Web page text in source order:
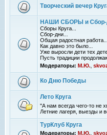
Творческий вечер
НАШИ СБОРЫ и Сбор-
Сборы Круга...
Сбор-дни...
Общая радостная работа...
Как давно это было...
Уже выросли дети тех
Пусть традиции
Модераторы: М.Ю.
Ко Дню Победы
Лето Круга
"А нам всегда чего-то не
Летние лагеря, выезды и
ТурКлуб Круга
Модераторы: М.Ю.